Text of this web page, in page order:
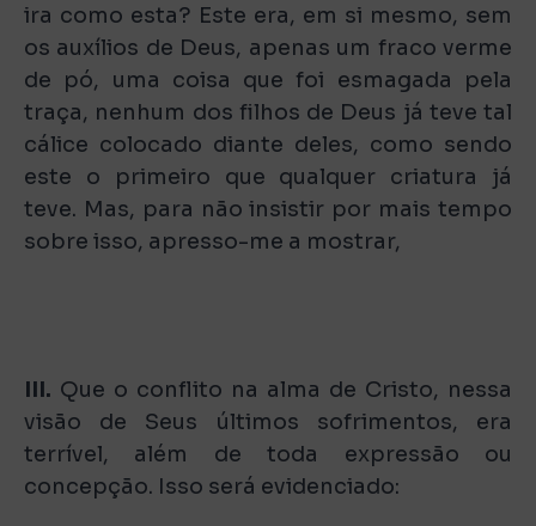
ira como esta? Este era, em si mesmo, sem
os auxílios de Deus, apenas um fraco verme
de pó, uma coisa que foi esmagada pela
traça, nenhum dos filhos de Deus já teve tal
cálice colocado diante deles, como sendo
este o primeiro que qualquer criatura já
teve. Mas, para não insistir por mais tempo
sobre isso, apresso-me a mostrar,
III. Que o conflito na alma de Cristo, nessa
visão de Seus últimos sofrimentos, era
terrível, além de toda expressão ou
concepção. Isso será evidenciado: